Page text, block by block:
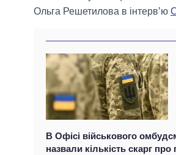
Ольга Решетилова в інтерв’ю
В Офісі військового
назвали кількість скарг